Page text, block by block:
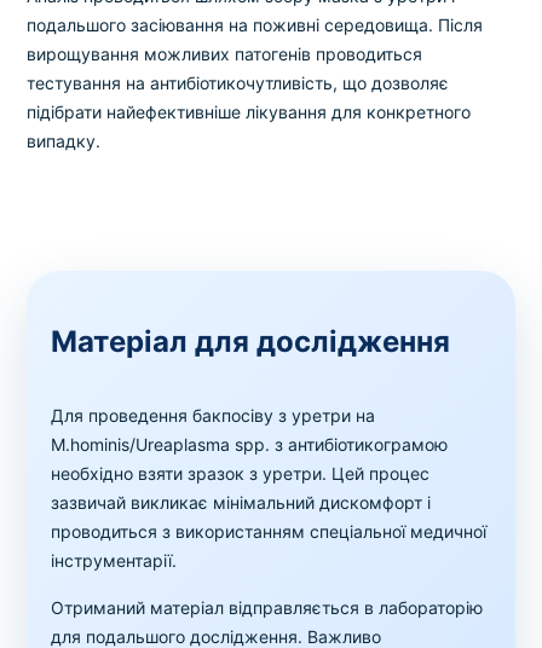
подальшого засіювання на поживні середовища. Після
вирощування можливих патогенів проводиться
тестування на антибіотикочутливість, що дозволяє
підібрати найефективніше лікування для конкретного
випадку.
Матеріал для дослідження
Для проведення бакпосіву з уретри на
M.hominis/Ureaplasma spp. з антибіотикограмою
необхідно взяти зразок з уретри. Цей процес
зазвичай викликає мінімальний дискомфорт і
проводиться з використанням спеціальної медичної
інструментарії.
Отриманий матеріал відправляється в лабораторію
для подальшого дослідження. Важливо